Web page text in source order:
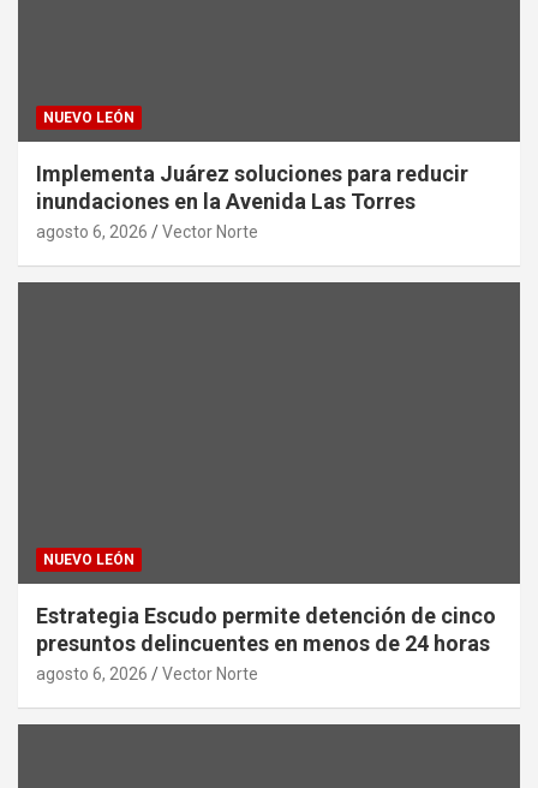
NUEVO LEÓN
Implementa Juárez soluciones para reducir
inundaciones en la Avenida Las Torres
agosto 6, 2026 Vector Norte
NUEVO LEÓN
Estrategia Escudo permite detención de cinco
presuntos delincuentes en menos de 24 horas
agosto 6, 2026 Vector Norte